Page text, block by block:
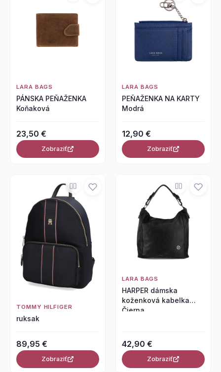
LARA BAGS
PÁNSKA PEŇAŽENKA
Koňaková
23,50 €
Zobraziť
LARA BAGS
PEŇAŽENKA NA KARTY
Modrá
12,90 €
Zobraziť
TOMMY HILFIGER
ruksak
89,95 €
Zobraziť
LARA BAGS
HARPER dámska
koženková kabelka
Čierna
42,90 €
Zobraziť